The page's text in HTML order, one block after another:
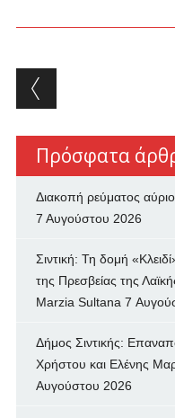
Post
Πρόσφατα
Διακοπή ρεύματος
7 Αυγούστου 2026
Σιντική: Τη δομή
της Πρεσβείας της
Marzia Sultana 7
Δήμος Σιντικής:
Χρήστου και Ελένης
Αυγούστου 2026